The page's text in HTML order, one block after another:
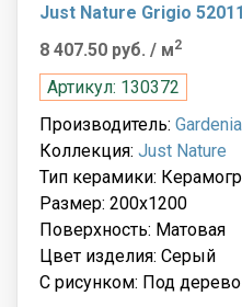
Just Nature Grigio 52011
8 407.50 руб. / м2
Артикул: 130372
Производитель:
Коллекция: Just Nature
Тип керамики:
Размер: 200x1200
Поверхность: Матовая
Цвет изделия: Серый
С рисунком: Под